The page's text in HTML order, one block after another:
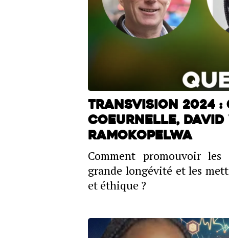
TransVision 2024
Coeurnelle, David
Ramokopelwa
Comment promouvoir
grande longévité et les
et éthique ?